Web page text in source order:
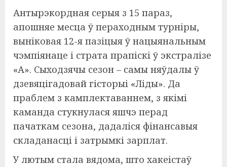
Антырэкордная серыя з 15 параз,
апошняе месца ў пераходным турніры,
выніковая 12-я пазіцыя ў нацыянальным
чэмпіянаце і страта прапіскі ў экстралізе
«А». Сыходзячы сезон – самы няўдалы ў
дзевяцігадовай гісторыі «Ліды». Да
праблем з камплектаваннем, з якімі
каманда стукнулася яшчэ перад
пачаткам сезона, дадаліся фінансавыя
складанасці і затрымкі зарплат.
У лютым стала вядома, што хакеістаў